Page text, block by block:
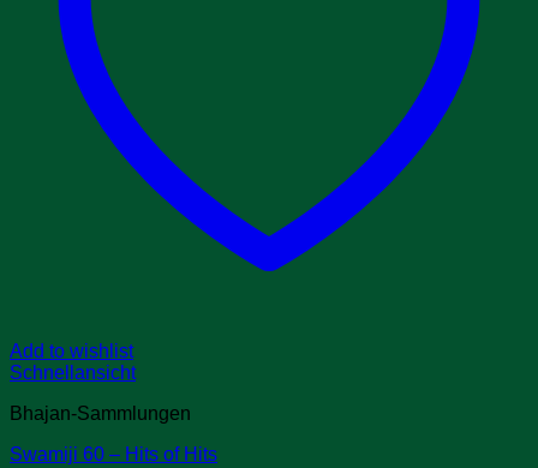
Add to wishlist
Schnellansicht
Bhajan-Sammlungen
Swamiji 60 – Hits of Hits